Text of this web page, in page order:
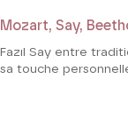
Mozart, Say,
Fazıl Say entre
sa touche